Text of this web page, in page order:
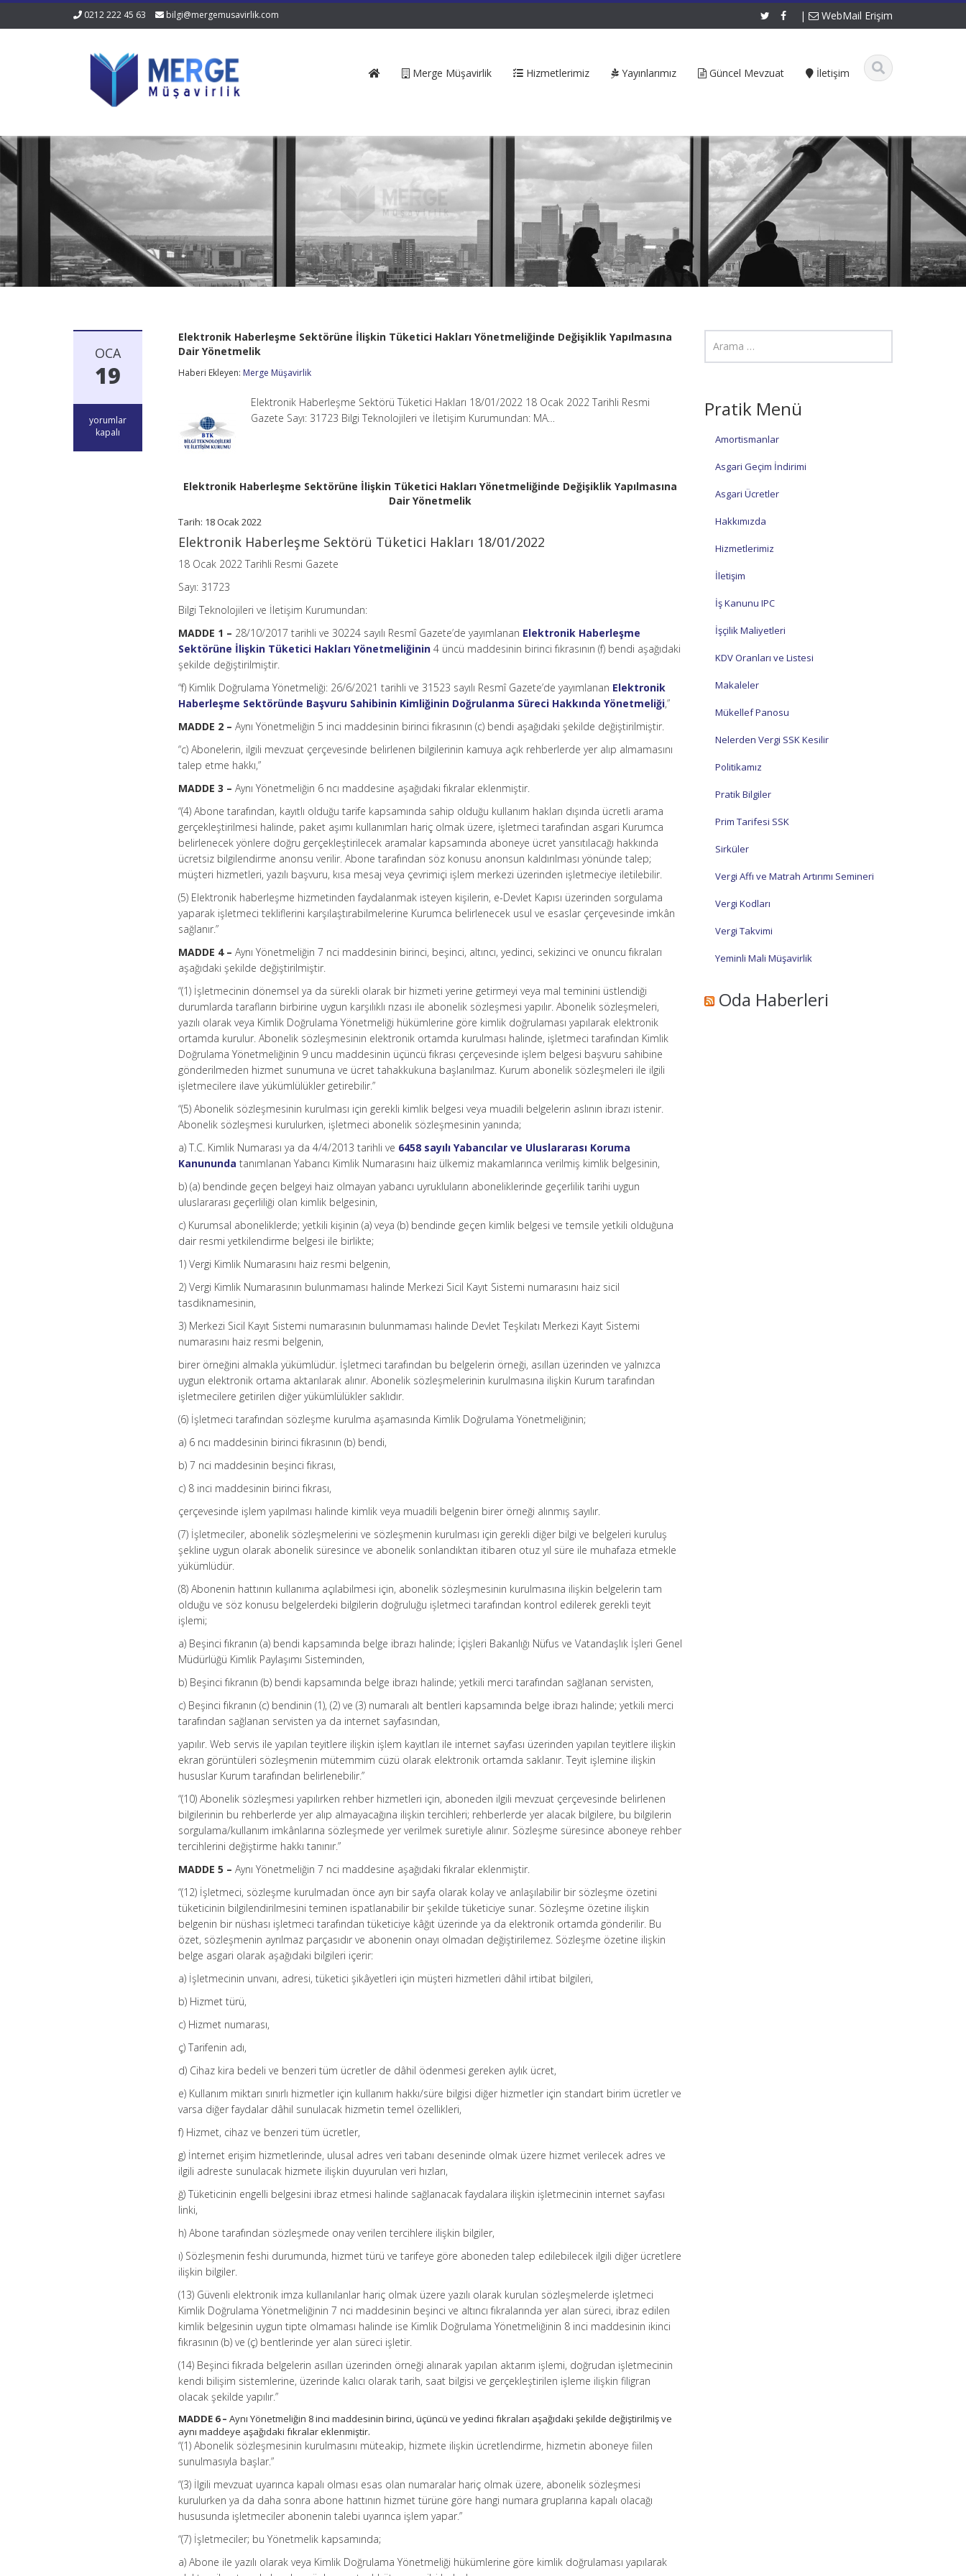
0212 222 45 63 bilgi@mergemusavirlik.com | WebMail Erişim
Merge Müşavirlik Hizmetlerimiz Yayınlarımız Güncel Mevzuat İletişim
OCA
19
Elektronik
Haberleşme
yorumlar
kapalı
Elektronik Haberleşme Sektörüne İlişkin Tüketici Hakları Yönetmeliğinde Değişiklik Yapılmasına
Dair Yönetmelik
Haberi Ekleyen: Merge Müşavirlik
Elektronik Haberleşme Sektörü Tüketici Hakları 18/01/2022 18 Ocak 2022 Tarihli Resmi
Gazete Sayı: 31723 Bilgi Teknolojileri ve İletişim Kurumundan: MA…
Elektronik Haberleşme Sektörüne İlişkin Tüketici Hakları Yönetmeliğinde Değişiklik Yapılmasına
Dair Yönetmelik
Tarih: 18 Ocak 2022
Elektronik Haberleşme Sektörü Tüketici Hakları 18/01/2022
18 Ocak 2022 Tarihli Resmi Gazete
Sayı: 31723
Bilgi Teknolojileri ve İletişim Kurumundan:
MADDE 1 – 28/10/2017 tarihli ve 30224 sayılı Resmî Gazete’de yayımlanan Elektronik Haberleşme
Sektörüne İlişkin Tüketici Hakları Yönetmeliğinin 4 üncü maddesinin birinci fıkrasının (f) bendi aşağıdaki
şekilde değiştirilmiştir.
“f) Kimlik Doğrulama Yönetmeliği: 26/6/2021 tarihli ve 31523 sayılı Resmî Gazete’de yayımlanan Elektronik
Haberleşme Sektöründe Başvuru Sahibinin Kimliğinin Doğrulanma Süreci Hakkında Yönetmeliği,”
MADDE 2 –Aynı Yönetmeliğin 5 inci maddesinin birinci fıkrasının (c) bendi aşağıdaki şekilde değiştirilmiştir.
“c) Abonelerin, ilgili mevzuat çerçevesinde belirlenen bilgilerinin kamuya açık rehberlerde yer alıp almamasını
talep etme hakkı,”
MADDE 3 –Aynı Yönetmeliğin 6 ncı maddesine aşağıdaki fıkralar eklenmiştir.
“(4) Abone tarafından, kayıtlı olduğu tarife kapsamında sahip olduğu kullanım hakları dışında ücretli arama
gerçekleştirilmesi halinde, paket aşımı kullanımları hariç olmak üzere, işletmeci tarafından asgari Kurumca
belirlenecek yönlere doğru gerçekleştirilecek aramalar kapsamında aboneye ücret yansıtılacağı hakkında
ücretsiz bilgilendirme anonsu verilir. Abone tarafından söz konusu anonsun kaldırılması yönünde talep;
müşteri hizmetleri, yazılı başvuru, kısa mesaj veya çevrimiçi işlem merkezi üzerinden işletmeciye iletilebilir.
(5) Elektronik haberleşme hizmetinden faydalanmak isteyen kişilerin, e-Devlet Kapısı üzerinden sorgulama
yaparak işletmeci tekliflerini karşılaştırabilmelerine Kurumca belirlenecek usul ve esaslar çerçevesinde imkân
sağlanır.”
MADDE 4 – Aynı Yönetmeliğin 7 nci maddesinin birinci, beşinci, altıncı, yedinci, sekizinci ve onuncu fıkraları
aşağıdaki şekilde değiştirilmiştir.
“(1) İşletmecinin dönemsel ya da sürekli olarak bir hizmeti yerine getirmeyi veya mal teminini üstlendiği
durumlarda tarafların birbirine uygun karşılıklı rızası ile abonelik sözleşmesi yapılır. Abonelik sözleşmeleri,
yazılı olarak veya Kimlik Doğrulama Yönetmeliği hükümlerine göre kimlik doğrulaması yapılarak elektronik
ortamda kurulur. Abonelik sözleşmesinin elektronik ortamda kurulması halinde, işletmeci tarafından Kimlik
Doğrulama Yönetmeliğinin 9 uncu maddesinin üçüncü fıkrası çerçevesinde işlem belgesi başvuru sahibine
gönderilmeden hizmet sunumuna ve ücret tahakkukuna başlanılmaz. Kurum abonelik sözleşmeleri ile ilgili
işletmecilere ilave yükümlülükler getirebilir.”
“(5) Abonelik sözleşmesinin kurulması için gerekli kimlik belgesi veya muadili belgelerin aslının ibrazı istenir.
Abonelik sözleşmesi kurulurken, işletmeci abonelik sözleşmesinin yanında;
a) T.C. Kimlik Numarası ya da 4/4/2013 tarihli ve 6458 sayılı Yabancılar ve Uluslararası Koruma
Kanununda tanımlanan Yabancı Kimlik Numarasını haiz ülkemiz makamlarınca verilmiş kimlik belgesinin,
b) (a) bendinde geçen belgeyi haiz olmayan yabancı uyrukluların aboneliklerinde geçerlilik tarihi uygun
uluslararası geçerliliği olan kimlik belgesinin,
c) Kurumsal aboneliklerde; yetkili kişinin (a) veya (b) bendinde geçen kimlik belgesi ve temsile yetkili olduğuna
dair resmi yetkilendirme belgesi ile birlikte;
1) Vergi Kimlik Numarasını haiz resmi belgenin,
2) Vergi Kimlik Numarasının bulunmaması halinde Merkezi Sicil Kayıt Sistemi numarasını haiz sicil
tasdiknamesinin,
3) Merkezi Sicil Kayıt Sistemi numarasının bulunmaması halinde Devlet Teşkilatı Merkezi Kayıt Sistemi
numarasını haiz resmi belgenin,
birer örneğini almakla yükümlüdür. İşletmeci tarafından bu belgelerin örneği, asılları üzerinden ve yalnızca
uygun elektronik ortama aktarılarak alınır. Abonelik sözleşmelerinin kurulmasına ilişkin Kurum tarafından
işletmecilere getirilen diğer yükümlülükler saklıdır.
(6) İşletmeci tarafından sözleşme kurulma aşamasında Kimlik Doğrulama Yönetmeliğinin;
a) 6 ncı maddesinin birinci fıkrasının (b) bendi,
b) 7 nci maddesinin beşinci fıkrası,
c) 8 inci maddesinin birinci fıkrası,
çerçevesinde işlem yapılması halinde kimlik veya muadili belgenin birer örneği alınmış sayılır.
(7) İşletmeciler, abonelik sözleşmelerini ve sözleşmenin kurulması için gerekli diğer bilgi ve belgeleri kuruluş
şekline uygun olarak abonelik süresince ve abonelik sonlandıktan itibaren otuz yıl süre ile muhafaza etmekle
yükümlüdür.
(8) Abonenin hattının kullanıma açılabilmesi için, abonelik sözleşmesinin kurulmasına ilişkin belgelerin tam
olduğu ve söz konusu belgelerdeki bilgilerin doğruluğu işletmeci tarafından kontrol edilerek gerekli teyit
işlemi;
a) Beşinci fıkranın (a) bendi kapsamında belge ibrazı halinde; İçişleri Bakanlığı Nüfus ve Vatandaşlık İşleri Genel
Müdürlüğü Kimlik Paylaşımı Sisteminden,
b) Beşinci fıkranın (b) bendi kapsamında belge ibrazı halinde; yetkili merci tarafından sağlanan servisten,
c) Beşinci fıkranın (c) bendinin (1), (2) ve (3) numaralı alt bentleri kapsamında belge ibrazı halinde; yetkili merci
tarafından sağlanan servisten ya da internet sayfasından,
yapılır. Web servis ile yapılan teyitlere ilişkin işlem kayıtları ile internet sayfası üzerinden yapılan teyitlere ilişkin
ekran görüntüleri sözleşmenin mütemmim cüzü olarak elektronik ortamda saklanır. Teyit işlemine ilişkin
hususlar Kurum tarafından belirlenebilir.”
“(10) Abonelik sözleşmesi yapılırken rehber hizmetleri için, aboneden ilgili mevzuat çerçevesinde belirlenen
bilgilerinin bu rehberlerde yer alıp almayacağına ilişkin tercihleri; rehberlerde yer alacak bilgilere, bu bilgilerin
sorgulama/kullanım imkânlarına sözleşmede yer verilmek suretiyle alınır. Sözleşme süresince aboneye rehber
tercihlerini değiştirme hakkı tanınır.”
MADDE 5 –Aynı Yönetmeliğin 7 nci maddesine aşağıdaki fıkralar eklenmiştir.
“(12) İşletmeci, sözleşme kurulmadan önce ayrı bir sayfa olarak kolay ve anlaşılabilir bir sözleşme özetini
tüketicinin bilgilendirilmesini teminen ispatlanabilir bir şekilde tüketiciye sunar. Sözleşme özetine ilişkin
belgenin bir nüshası işletmeci tarafından tüketiciye kâğıt üzerinde ya da elektronik ortamda gönderilir. Bu
özet, sözleşmenin ayrılmaz parçasıdır ve abonenin onayı olmadan değiştirilemez. Sözleşme özetine ilişkin
belge asgari olarak aşağıdaki bilgileri içerir:
a) İşletmecinin unvanı, adresi, tüketici şikâyetleri için müşteri hizmetleri dâhil irtibat bilgileri,
b) Hizmet türü,
c) Hizmet numarası,
ç) Tarifenin adı,
d) Cihaz kira bedeli ve benzeri tüm ücretler de dâhil ödenmesi gereken aylık ücret,
e) Kullanım miktarı sınırlı hizmetler için kullanım hakkı/süre bilgisi diğer hizmetler için standart birim ücretler ve
varsa diğer faydalar dâhil sunulacak hizmetin temel özellikleri,
f) Hizmet, cihaz ve benzeri tüm ücretler,
g) İnternet erişim hizmetlerinde, ulusal adres veri tabanı deseninde olmak üzere hizmet verilecek adres ve
ilgili adreste sunulacak hizmete ilişkin duyurulan veri hızları,
ğ) Tüketicinin engelli belgesini ibraz etmesi halinde sağlanacak faydalara ilişkin işletmecinin internet sayfası
linki,
h) Abone tarafından sözleşmede onay verilen tercihlere ilişkin bilgiler,
ı) Sözleşmenin feshi durumunda, hizmet türü ve tarifeye göre aboneden talep edilebilecek ilgili diğer ücretlere
ilişkin bilgiler.
(13) Güvenli elektronik imza kullanılanlar hariç olmak üzere yazılı olarak kurulan sözleşmelerde işletmeci
Kimlik Doğrulama Yönetmeliğinin 7 nci maddesinin beşinci ve altıncı fıkralarında yer alan süreci, ibraz edilen
kimlik belgesinin uygun tipte olmaması halinde ise Kimlik Doğrulama Yönetmeliğinin 8 inci maddesinin ikinci
fıkrasının (b) ve (ç) bentlerinde yer alan süreci işletir.
(14) Beşinci fıkrada belgelerin asılları üzerinden örneği alınarak yapılan aktarım işlemi, doğrudan işletmecinin
kendi bilişim sistemlerine, üzerinde kalıcı olarak tarih, saat bilgisi ve gerçekleştirilen işleme ilişkin filigran
olacak şekilde yapılır.”
MADDE 6 –Aynı Yönetmeliğin 8 inci maddesinin birinci, üçüncü ve yedinci fıkraları aşağıdaki şekilde değiştirilmiş ve
aynı maddeye aşağıdaki fıkralar eklenmiştir.
“(1) Abonelik sözleşmesinin kurulmasını müteakip, hizmete ilişkin ücretlendirme, hizmetin aboneye fiilen
sunulmasıyla başlar.”
“(3) İlgili mevzuat uyarınca kapalı olması esas olan numaralar hariç olmak üzere, abonelik sözleşmesi
kurulurken ya da daha sonra abone hattının hizmet türüne göre hangi numara gruplarına kapalı olacağı
hususunda işletmeciler abonenin talebi uyarınca işlem yapar.”
“(7) İşletmeciler; bu Yönetmelik kapsamında;
a) Abone ile yazılı olarak veya Kimlik Doğrulama Yönetmeliği hükümlerine göre kimlik doğrulaması yapılarak
Pratik Menü
Amortismanlar
Asgari Geçim İndirimi
Asgari Ücretler
Hakkımızda
Hizmetlerimiz
İletişim
İş Kanunu IPC
İşçilik Maliyetleri
KDV Oranları ve Listesi
Makaleler
Mükellef Panosu
Nelerden Vergi SSK Kesilir
Politikamız
Pratik Bilgiler
Prim Tarifesi SSK
Sirküler
Vergi Affı ve Matrah Artırımı Semineri
Vergi Kodları
Vergi Takvimi
Yeminli Mali Müşavirlik
Oda Haberleri